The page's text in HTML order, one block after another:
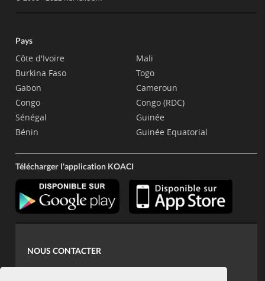
Pays
Côte d'Ivoire
Burkina Faso
Gabon
Congo
Sénégal
Bénin
Mali
Togo
Cameroun
Congo (RDC)
Guinée
Guinée Equatorial
Télécharger l'application KOACI
NOUS CONTACTER